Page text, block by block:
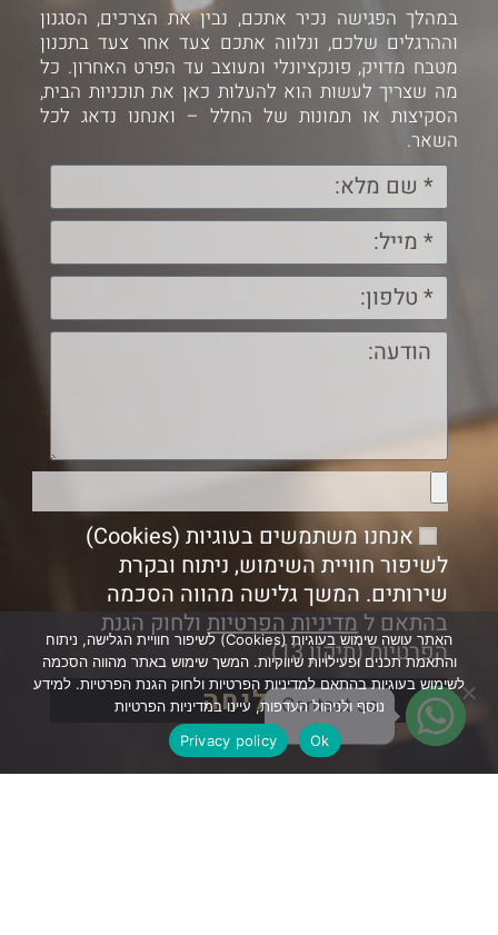
במהלך הפגישה נכיר אתכם, נבין את הצרכים, הסגנון
וההרגלים שלכם, ונלווה אתכם צעד אחר צעד בתכנון
מטבח מדויק, פונקציונלי ומעוצב עד הפרט האחרון. כל
מה שצריך לעשות הוא להעלות כאן את תוכניות הבית,
הסקיצות או תמונות של החלל – ואנחנו נדאג לכל
השאר.
אנחנו משתמשים בעוגיות (Cookies)
לשיפור חוויית השימוש, ניתוח ובקרת
שירותים. המשך גלישה מהווה הסכמה
בהתאם ל מדיניות הפרטיותולחוק הגנת
הפרטיות (תיקון 13).
שליחה
האתר עושה שימוש בעוגיות (Cookies) לשיפור חוויית הגלישה, ניתוח
והתאמת תכנים ופעילויות שיווקיות. המשך שימוש באתר מהווה הסכמה
לשימוש בעוגיות בהתאם למדיניות הפרטיות ולחוק הגנת הפרטיות. למידע
נוסף ולניהול העדפות, עיינו במדיניות הפרטיות
Ok
Privacy policy
Contact us